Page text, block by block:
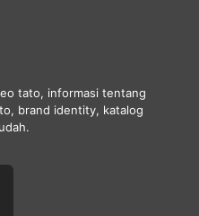
tato, informasi tentang
brand identity, katalog